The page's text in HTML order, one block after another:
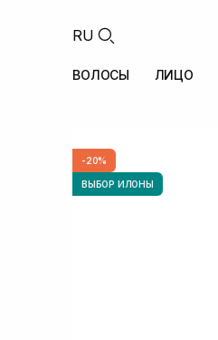
RU
ВОЛОСЫ ЛИЦО
-20%
ВЫБОР ИЛОНЫ